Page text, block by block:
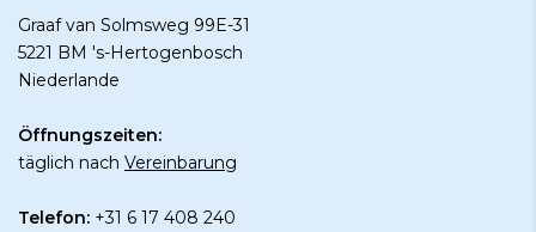
Graaf van Solmsweg 99E-31
5221 BM 's-Hertogenbosch
Niederlande
Öffnungszeiten:
täglich nach Vereinbarung
Telefon: +31 6 17 408 240